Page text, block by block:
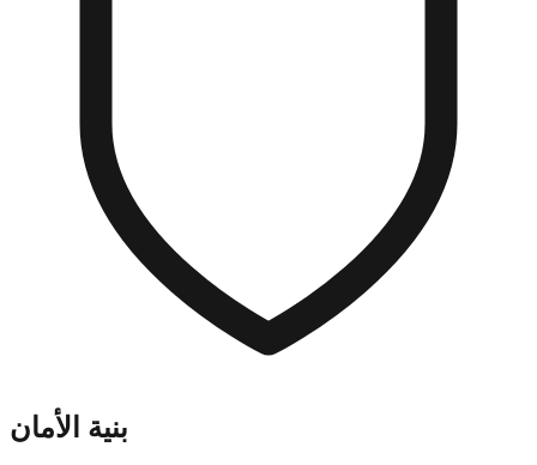
بنية الأمان